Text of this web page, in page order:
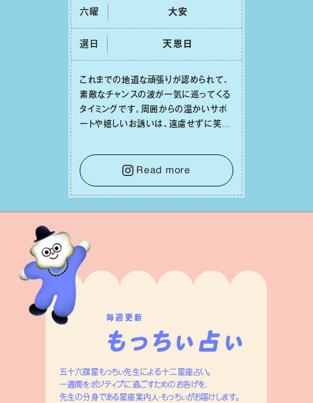
六曜 ⼤安
選日 天恩⽇
これまでの地道な頑張りが認められて、
素敵なチャンスの波が⼀気に巡ってくる
タイミングです。周囲からの温かいサポ
ートや嬉しいお誘いは、遠慮せずに笑顔
せになっていくイメージを持って⼀歩を
踏み出して。⼀⼈⼀⼈の良いところが混
ざり合い、ハッピーな未来が形作られて
いきます。
Read more
毎週更新
五十六謀星もっちぃ先生による十二星座占い。
一週間をポジティブに過ごすためのお告げを、
先生の分身である星座案内人・もっちぃがお届けします。